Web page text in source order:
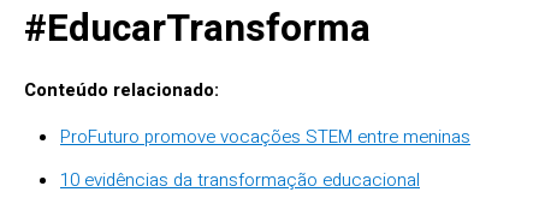
#EducarTransforma
Conteúdo relacionado:
ProFuturo promove vocações STEM entre meninas
10 evidências da transformação educacional